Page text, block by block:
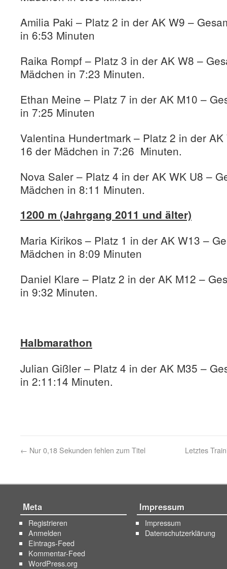
Amilia Paki – Platz 2 in der AK W9 –
in 6:53 Minuten
Raika Rompf – Platz 3 in der AK W8 –
Mädchen in 7:23 Minuten.
Ethan Meine – Platz 7 in der AK M10 –
in 7:25 Minuten
Valentina Hundertmark – Platz 2 in der
16 der Mädchen in 7:26 Minuten.
Nova Saler – Platz 4 in der AK WK U8 –
Mädchen in 8:11 Minuten.
1200 m (Jahrgang 2011 und älter)
Maria Kirikos – Platz 1 in der AK W13 –
Mädchen in 8:09 Minuten
Daniel Klare – Platz 2 in der AK M12 –
in 9:32 Minuten.
Halbmarathon
Julian Gißler – Platz 4 in der AK M35 –
in 2:11:14 Minuten.
← Nur 0,18 Sekunden fehlen zum Titel Letztes
Meta
Registrieren
Anmelden
Eintrags-Feed
Kommentar-Feed
WordPress.org
Impressum
Impressum
Datenschutzerklärung